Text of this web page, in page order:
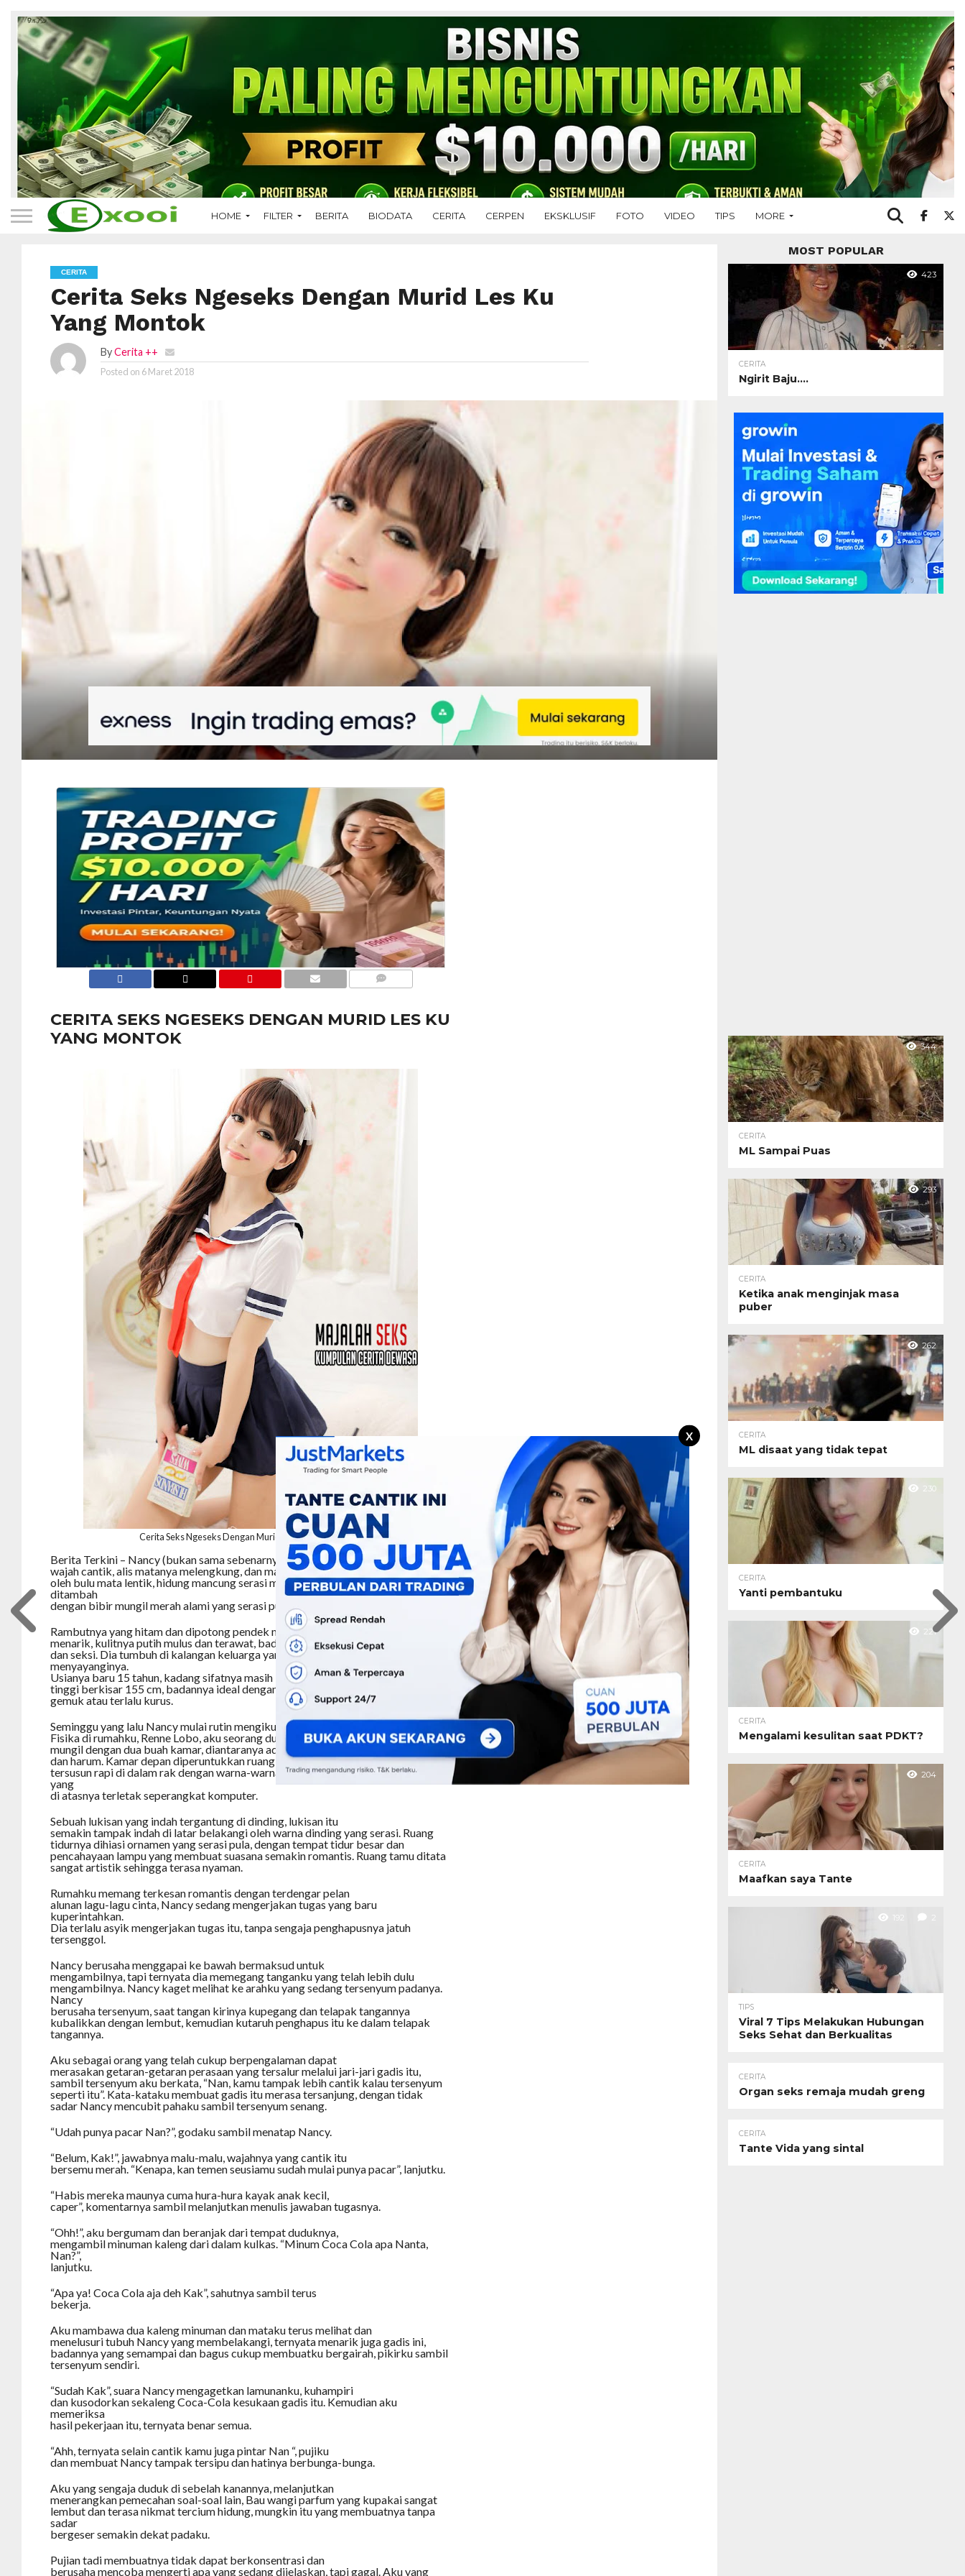
X
HOME FILTER BERITA BIODATA CERITA CERPEN EKSKLUSIF FOTO VIDEO TIPS MORE
CERITA
Cerita Seks Ngeseks Dengan Murid Les Ku
Yang Montok
By Cerita ++
Posted on 6 Maret 2018
CERITA SEKS NGESEKS DENGAN MURID LES KU
YANG MONTOK
Cerita Seks Ngeseks Dengan Murid Les Ku Yang Montok
Berita Terkini – Nancy (bukan sama sebenarnya), adalah seorang gadis dengan
wajah cantik, alis matanya melengkung, dan mata indah serta jernih, dilindungi
oleh bulu mata lentik, hidung mancung serasi melengkapi kecantikannya,
ditambah
dengan bibir mungil merah alami yang serasi pula dengan wajahnya.
Rambutnya yang hitam dan dipotong pendek menjadikannya lebih
menarik, kulitnya putih mulus dan terawat, badannya mulai tumbuh begitu indah
dan seksi. Dia tumbuh di kalangan keluarga yang cukup berada dan
menyayanginya.
Usianya baru 15 tahun, kadang sifatnya masih kekanakan. Badannya tidak terlalu
tinggi berkisar 155 cm, badannya ideal dengan tinggi badannya, tidak terlalu
gemuk atau terlalu kurus.
Seminggu yang lalu Nancy mulai rutin mengikuti les privat
Fisika di rumahku, Renne Lobo, aku seorang duda. Aku mempunyai sebuah rumah
mungil dengan dua buah kamar, diantaranya ada sebuah kamar mandi yang bersih
dan harum. Kamar depan diperuntukkan ruang kerja dan perpustakaan, buku-buku
tersusun rapi di dalam rak dengan warna-warna kayu, sama seperti meja kerja
yang
di atasnya terletak seperangkat komputer.
Sebuah lukisan yang indah tergantung di dinding, lukisan itu
semakin tampak indah di latar belakangi oleh warna dinding yang serasi. Ruang
tidurnya dihiasi ornamen yang serasi pula, dengan tempat tidur besar dan
pencahayaan lampu yang membuat suasana semakin romantis. Ruang tamu ditata
sangat artistik sehingga terasa nyaman.
Rumahku memang terkesan romantis dengan terdengar pelan
alunan lagu-lagu cinta, Nancy sedang mengerjakan tugas yang baru
kuperintahkan.
Dia terlalu asyik mengerjakan tugas itu, tanpa sengaja penghapusnya jatuh
tersenggol.
Nancy berusaha menggapai ke bawah bermaksud untuk
mengambilnya, tapi ternyata dia memegang tanganku yang telah lebih dulu
mengambilnya. Nancy kaget melihat ke arahku yang sedang tersenyum padanya.
Nancy
berusaha tersenyum, saat tangan kirinya kupegang dan telapak tangannya
kubalikkan dengan lembut, kemudian kutaruh penghapus itu ke dalam telapak
tangannya.
Aku sebagai orang yang telah cukup berpengalaman dapat
merasakan getaran-getaran perasaan yang tersalur melalui jari-jari gadis itu,
sambil tersenyum aku berkata, “Nan, kamu tampak lebih cantik kalau tersenyum
seperti itu”. Kata-kataku membuat gadis itu merasa tersanjung, dengan tidak
sadar Nancy mencubit pahaku sambil tersenyum senang.
“Udah punya pacar Nan?”, godaku sambil menatap Nancy.
“Belum, Kak!”, jawabnya malu-malu, wajahnya yang cantik itu
bersemu merah. “Kenapa, kan temen seusiamu sudah mulai punya pacar”, lanjutku.
“Habis mereka maunya cuma hura-hura kayak anak kecil,
caper”, komentarnya sambil melanjutkan menulis jawaban tugasnya.
“Ohh!”, aku bergumam dan beranjak dari tempat duduknya,
mengambil minuman kaleng dari dalam kulkas. “Minum Coca Cola apa Nanta,
Nan?”,
lanjutku.
“Apa ya! Coca Cola aja deh Kak”, sahutnya sambil terus
bekerja.
Aku mambawa dua kaleng minuman dan mataku terus melihat dan
menelusuri tubuh Nancy yang membelakangi, ternyata menarik juga gadis ini,
badannya yang semampai dan bagus cukup membuatku bergairah, pikirku sambil
tersenyum sendiri.
“Sudah Kak”, suara Nancy mengagetkan lamunanku, kuhampiri
dan kusodorkan sekaleng Coca-Cola kesukaan gadis itu. Kemudian aku
memeriksa
hasil pekerjaan itu, ternyata benar semua.
“Ahh, ternyata selain cantik kamu juga pintar Nan “, pujiku
dan membuat Nancy tampak tersipu dan hatinya berbunga-bunga.
Aku yang sengaja duduk di sebelah kanannya, melanjutkan
menerangkan pemecahan soal-soal lain, Bau wangi parfum yang kupakai sangat
lembut dan terasa nikmat tercium hidung, mungkin itu yang membuatnya tanpa
sadar
bergeser semakin dekat padaku.
Pujian tadi membuatnya tidak dapat berkonsentrasi dan
berusaha mencoba mengerti apa yang sedang dijelaskan, tapi gagal. Aku yang
MOST POPULAR
423
CERITA
Ngirit Baju….
344
CERITA
ML Sampai Puas
293
CERITA
Ketika anak menginjak masa
puber
262
CERITA
ML disaat yang tidak tepat
230
CERITA
Yanti pembantuku
221
CERITA
Mengalami kesulitan saat PDKT?
204
CERITA
Maafkan saya Tante
192 2
TIPS
Viral 7 Tips Melakukan Hubungan
Seks Sehat dan Berkualitas
CERITA
Organ seks remaja mudah greng
CERITA
Tante Vida yang sintal